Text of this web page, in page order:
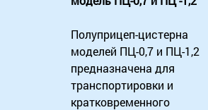
Полуприцеп-цистерна
моделей ПЦ-0,7 и ПЦ-1,2
предназначена для
транспортировки и
кратковременного